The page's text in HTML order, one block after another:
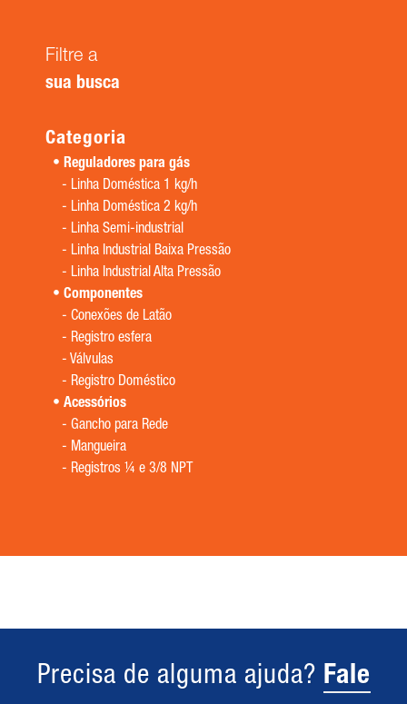
Filtre a
sua busca
Categoria
Reguladores para gás
- Linha Doméstica 1 kg/h
- Linha Doméstica 2 kg/h
- Linha Semi-industrial
- Linha Industrial Baixa Pressão
- Linha Industrial Alta Pressão
Componentes
- Conexões de Latão
- Registro esfera
- Válvulas
- Registro Doméstico
Acessórios
- Gancho para Rede
- Mangueira
- Registros ¼ e 3/8 NPT
Precisa de alguma ajuda? Fale